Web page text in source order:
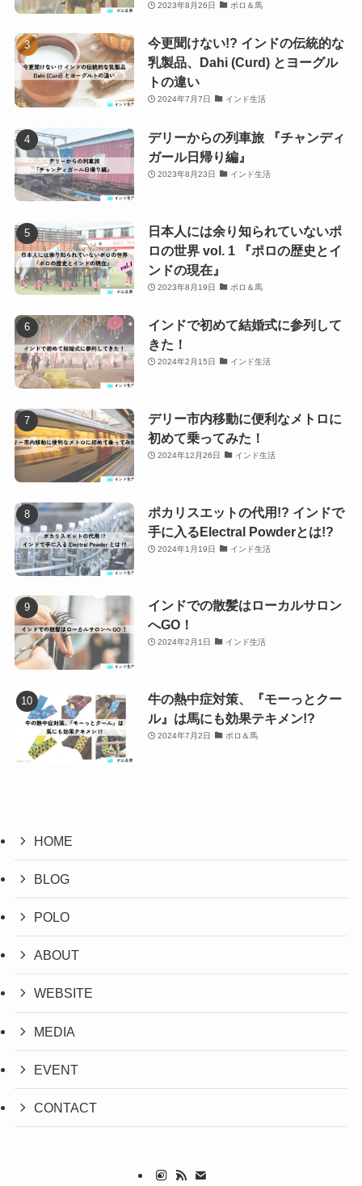
2023年8月26日 ポロ＆馬
今更聞けない!? インドの伝統的な
乳製品、Dahi (Curd) とヨーグル
トの違い
2024年7月7日 インド生活
デリーからの列車旅 『チャンディ
ガール日帰り編』
2023年8月23日 インド生活
日本人には余り知られていないポ
ロの世界 vol. 1 『ポロの歴史とイ
ンドの現在』
2023年8月19日 ポロ＆馬
インドで初めて結婚式に参列して
きた！
2024年2月15日 インド生活
デリー市内移動に便利なメトロに
初めて乗ってみた！
2024年12月26日 インド生活
ポカリスエットの代用!? インドで
手に入るElectral Powderとは!?
2024年1月19日 インド生活
インドでの散髪はローカルサロン
へGO！
2024年2月1日 インド生活
牛の熱中症対策、『モーっとクー
ル』は馬にも効果テキメン!?
2024年7月2日 ポロ＆馬
HOME
BLOG
POLO
ABOUT
WEBSITE
MEDIA
EVENT
CONTACT